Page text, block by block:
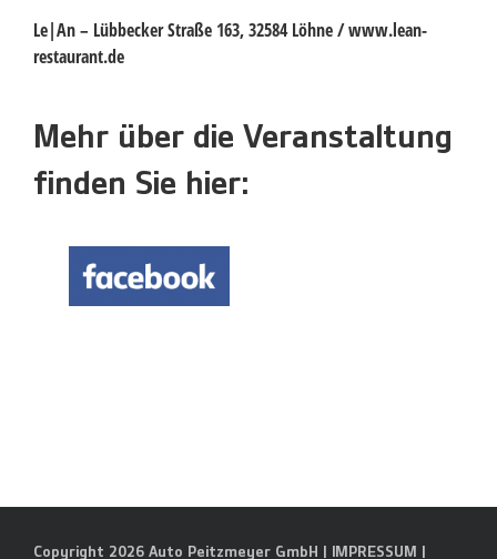
Le|An– Lübbecker Straße 163, 32584 Löhne /www.lean-
restaurant.de
Mehr über die Veranstaltung
finden Sie hier:
Copyright 2026 Auto Peitzmeyer GmbH | IMPRESSUM |